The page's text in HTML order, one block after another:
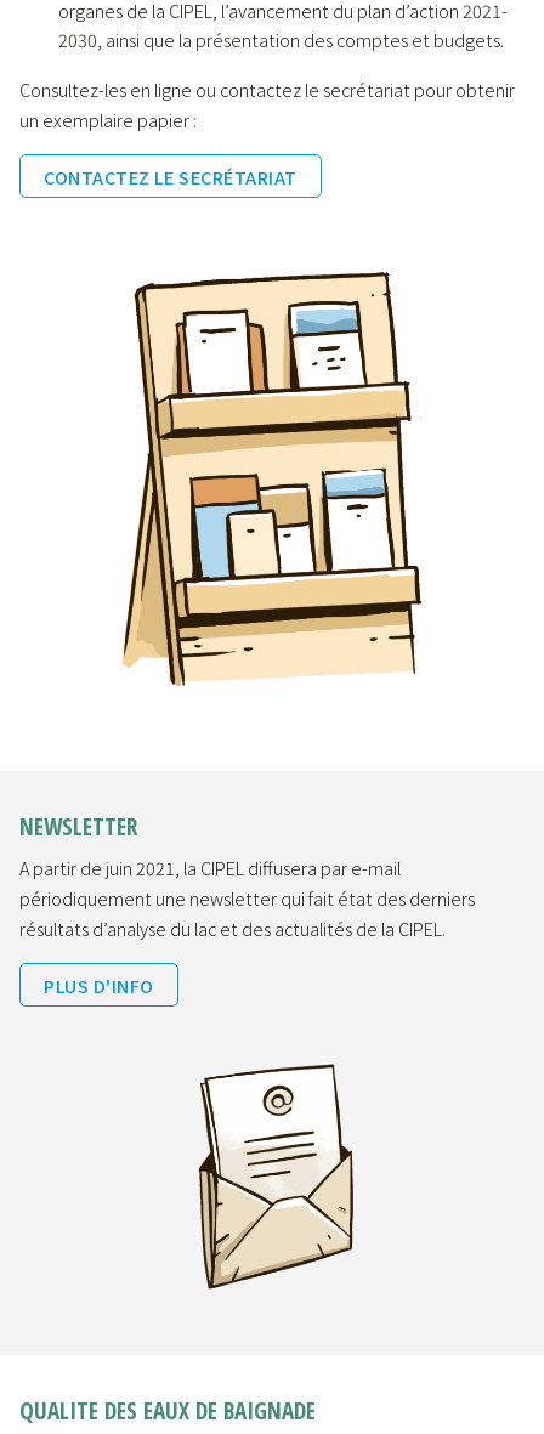
organes de la CIPEL, l’avancement du plan d’action 2021-
2030, ainsi que la présentation des comptes et budgets.
Consultez-les en ligne ou contactez le secrétariat pour obtenir
un exemplaire papier :
CONTACTEZ LE SECRÉTARIAT
NEWSLETTER
A partir de juin 2021, la CIPEL diffusera par e-mail
périodiquement une newsletter qui fait état des derniers
résultats d’analyse du lac et des actualités de la CIPEL.
PLUS D'INFO
QUALITE DES EAUX DE BAIGNADE